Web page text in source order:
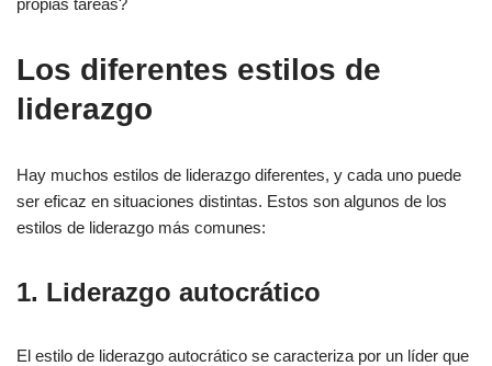
propias tareas?
Los diferentes estilos de
liderazgo
Hay muchos estilos de liderazgo diferentes, y cada uno puede
ser eficaz en situaciones distintas. Estos son algunos de los
estilos de liderazgo más comunes:
1. Liderazgo autocrático
El estilo de liderazgo autocrático se caracteriza por un líder que